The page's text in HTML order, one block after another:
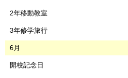
2年移動教室
3年修学旅行
6月
開校記念日